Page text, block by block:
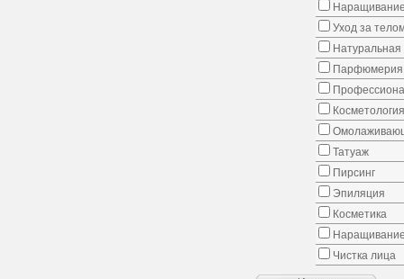
Уход за
Натуральная
Парфюмерия
Косметология
Татуаж
Пирсинг
Эпиляция
Косметика
Чистка лица